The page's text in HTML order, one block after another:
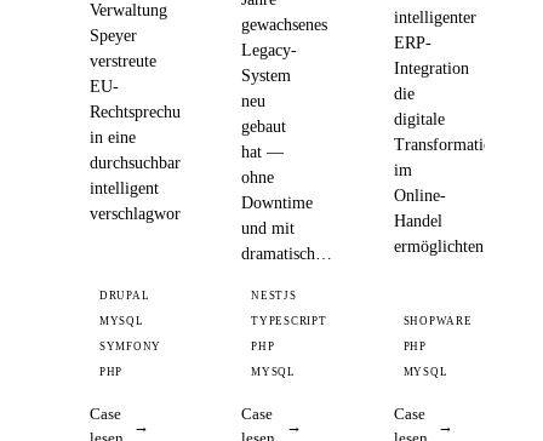
Verwaltung
Speyer
verstreute
EU-
Rechtsprechung
in eine
durchsuchbare,
intelligent
verschlagwortete…
DRUPAL
MYSQL
SYMFONY
PHP
Case
gewachsenes
Legacy-
System
neu
gebaut
hat —
ohne
Downtime
und mit
dramatisch…
NESTJS
TYPESCRIPT
PHP
MYSQL
Case
intelligenter
ERP-
Integration
die
digitale
Transformation
im
Online-
Handel
ermöglichten
SHOPWARE
PHP
MYSQL
Case